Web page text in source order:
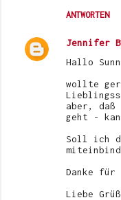
ANTWORTEN
Jennifer
Hallo
wollte
aber, daß
geht -
Soll ich
Danke
Liebe